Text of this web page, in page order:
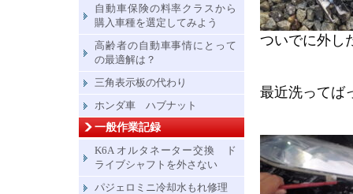
ついでに外し
最近洗ってば
自動車保険の料率クラスから
購入車種を選定してみよう
高齢者の自動車事情にとって
の最適解は？
三角表示板の代わり
ホンダ車 ハブナット
一般作業記録
K6A オルタネーター交換 ド
ライブシャフトを外さない
パジェロミニ冷却水もれ修理